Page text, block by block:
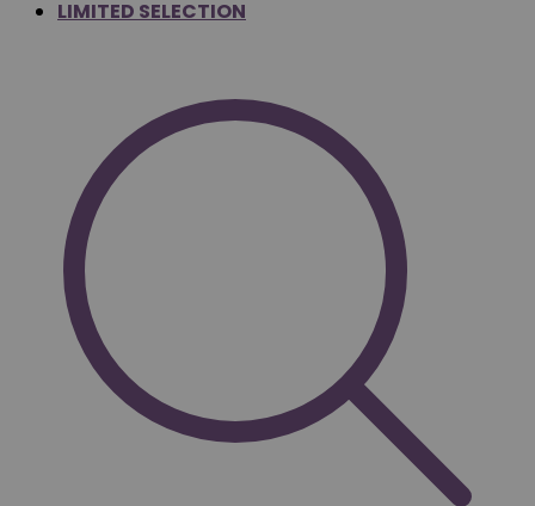
LIMITED SELECTION